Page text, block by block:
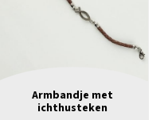
Armbandje met
ichthusteken